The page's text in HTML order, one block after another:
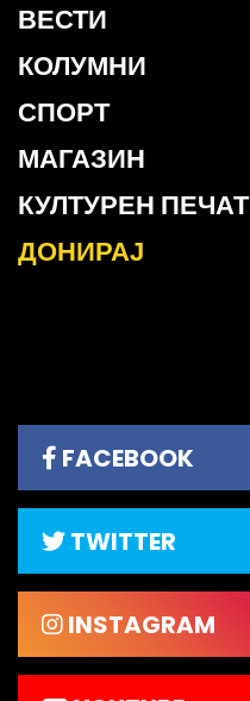
ВЕСТИ
КОЛУМНИ
СПОРТ
МАГАЗИН
КУЛТУРЕН ПЕЧАТ
ДОНИРАЈ
FACEBOOK
TWITTER
INSTAGRAM